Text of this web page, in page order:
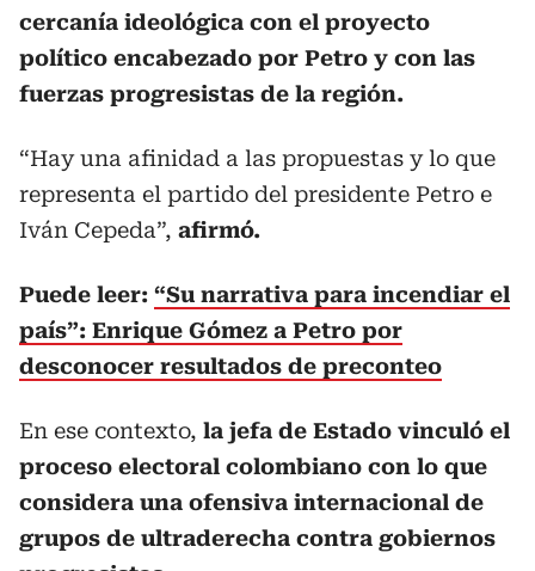
cercanía ideológica con el proyecto
político encabezado por Petro y con las
fuerzas progresistas de la región.
“Hay una afinidad a las propuestas y lo que
representa el partido del presidente Petro e
Iván Cepeda”, afirmó.
Puede leer: “Su narrativa para incendiar el
país”: Enrique Gómez a Petro por
desconocer resultados de preconteo
En ese contexto, la jefa de Estado vinculó el
proceso electoral colombiano con lo que
considera una ofensiva internacional de
grupos de ultraderecha contra gobiernos